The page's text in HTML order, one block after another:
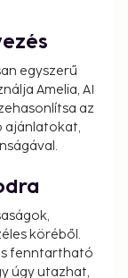
subject to
cannot
regulations.
the property
confirmation.
for all
their rooms
check-out
egyszerű
Amelia, AI
az
ajánlatokat,
köréből.
fenntartható
úgy utazhat,